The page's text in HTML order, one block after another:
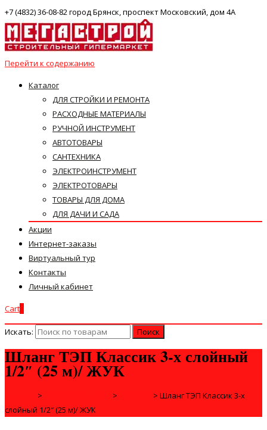
+7 (4832) 36-08-82 город Брянск, проспект Московский, дом 4А
Перейти к содержанию
Каталог
ДЛЯ СТРОЙКИ И РЕМОНТА
РАСХОДНЫЕ МАТЕРИАЛЫ
РУЧНОЙ ИНСТРУМЕНТ
АВТОТОВАРЫ
САНТЕХНИКА
ЭЛЕКТРОИНСТРУМЕНТ
ЭЛЕКТРОТОВАРЫ
ТОВАРЫ ДЛЯ ДОМА
ДЛЯ ДАЧИ И САДА
Акции
Интернет-заказы
Виртуальный тур
Контакты
Личный кабинет
Cart
Искать:
Шланг ТЭП Классик 3-х слойный
1/2″ (25 м)/ ЖУК
> > > Шланг ТЭП Классик 3-х
слойный 1/2″ (25 м)/ ЖУК